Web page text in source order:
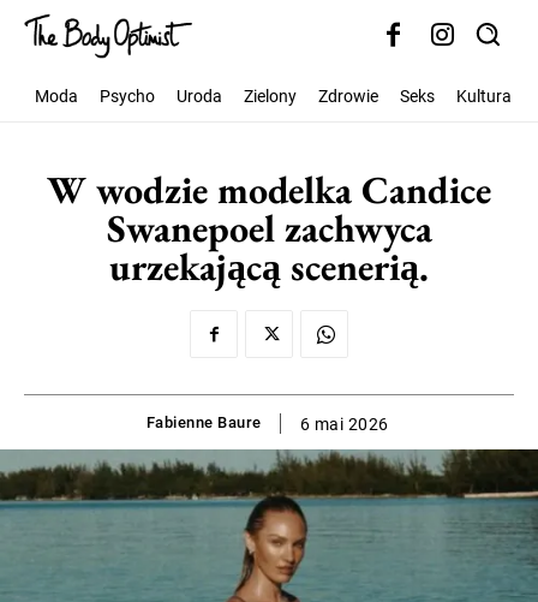
Moda Psycho Uroda Zielony Zdrowie Seks Kultura
W wodzie modelka Candice
Swanepoel zachwyca
urzekającą scenerią.
Fabienne Baure 6 mai 2026